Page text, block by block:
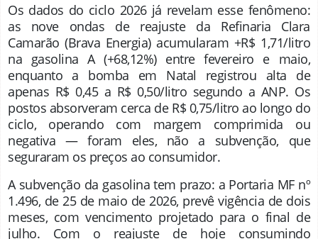
Os dados do ciclo 2026 já revelam esse fenômeno:
as nove ondas de reajuste da Refinaria Clara
Camarão (Brava Energia) acumularam +R$ 1,71/litro
na gasolina A (+68,12%) entre fevereiro e maio,
enquanto a bomba em Natal registrou alta de
apenas R$ 0,45 a R$ 0,50/litro segundo a ANP. Os
postos absorveram cerca de R$ 0,75/litro ao longo do
ciclo, operando com margem comprimida ou
negativa — foram eles, não a subvenção, que
seguraram os preços ao consumidor.
A subvenção da gasolina tem prazo: a Portaria MF nº
1.496, de 25 de maio de 2026, prevê vigência de dois
meses, com vencimento projetado para o final de
julho. Com o reajuste de hoje consumindo